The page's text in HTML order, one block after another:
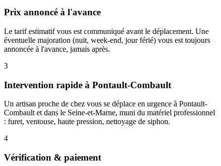
Prix annoncé à l'avance
Le tarif estimatif vous est communiqué avant le déplacement. Une
éventuelle majoration (nuit, week-end, jour férié) vous est toujours
annoncée à l'avance, jamais après.
3
Intervention rapide à Pontault-Combault
Un artisan proche de chez vous se déplace en urgence à Pontault-
Combault et dans le Seine-et-Marne, muni du matériel professionnel
: furet, ventouse, haute pression, nettoyage de siphon.
4
Vérification & paiement